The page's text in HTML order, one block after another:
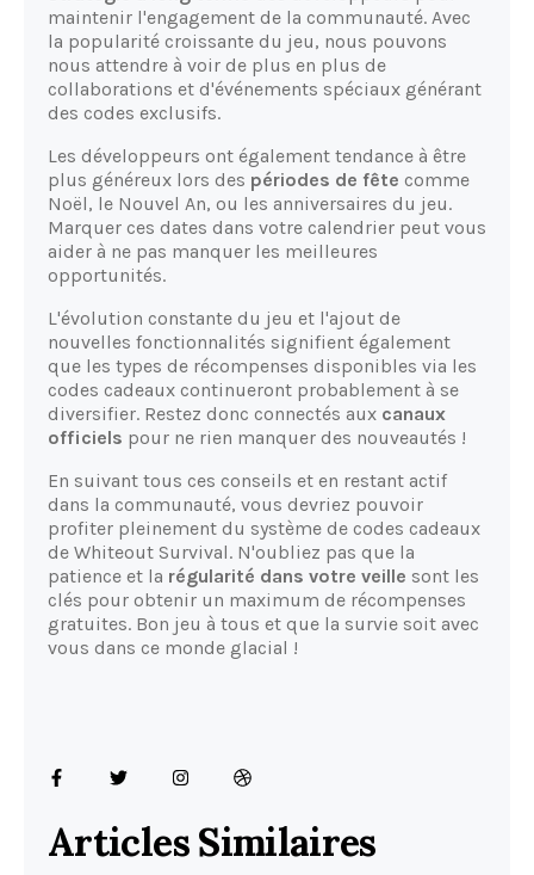
maintenir l'engagement de la communauté. Avec
la popularité croissante du jeu, nous pouvons
nous attendre à voir de plus en plus de
collaborations et d'événements spéciaux générant
des codes exclusifs.
Les développeurs ont également tendance à être
plus généreux lors des périodes de fête comme
Noël, le Nouvel An, ou les anniversaires du jeu.
Marquer ces dates dans votre calendrier peut vous
aider à ne pas manquer les meilleures
opportunités.
L'évolution constante du jeu et l'ajout de
nouvelles fonctionnalités signifient également
que les types de récompenses disponibles via les
codes cadeaux continueront probablement à se
diversifier. Restez donc connectés aux canaux
officiels pour ne rien manquer des nouveautés !
En suivant tous ces conseils et en restant actif
dans la communauté, vous devriez pouvoir
profiter pleinement du système de codes cadeaux
de Whiteout Survival. N'oubliez pas que la
patience et la régularité dans votre veille sont les
clés pour obtenir un maximum de récompenses
gratuites. Bon jeu à tous et que la survie soit avec
vous dans ce monde glacial !
Articles Similaires